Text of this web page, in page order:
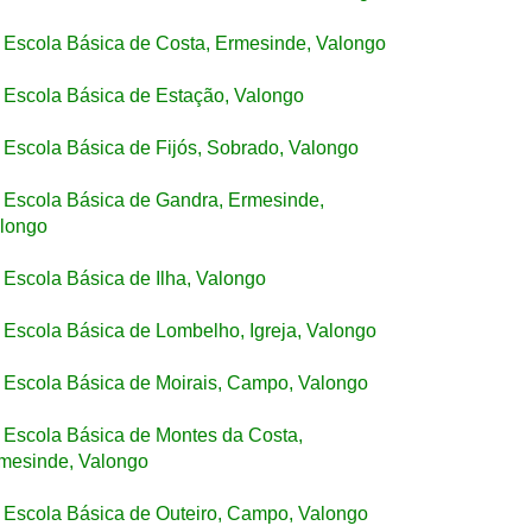
Escola Básica de Costa, Ermesinde, Valongo
Escola Básica de Estação, Valongo
Escola Básica de Fijós, Sobrado, Valongo
Escola Básica de Gandra, Ermesinde,
Escola Básica de Ilha, Valongo
Escola Básica de Lombelho, Igreja, Valongo
Escola Básica de Moirais, Campo, Valongo
Escola Básica de Montes da Costa,
Valongo
Escola Básica de Outeiro, Campo, Valongo